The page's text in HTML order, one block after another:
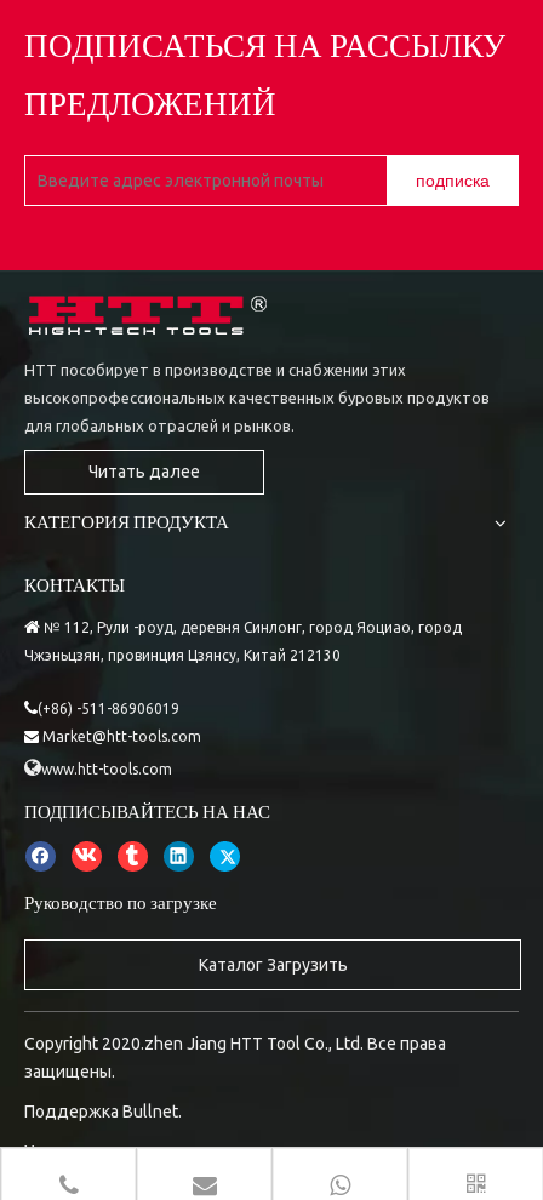
ПОДПИСАТЬСЯ НА РАССЫЛКУ
ПРЕДЛОЖЕНИЙ
подписка
HTT пособирует в производстве и снабжении этих
высокопрофессиональных качественных буровых продуктов
для глобальных отраслей и рынков.
Читать далее
КАТЕГОРИЯ ПРОДУКТА
КОНТАКТЫ
 № 112, Рули -роуд, деревня Синлонг, город Яоциао, город
Чжэньцзян, провинция Цзянсу, Китай 212130
(+86) -511-86906019
 Market@htt-tools.com
www.htt-tools.com
ПОДПИСЫВАЙТЕСЬ НА НАС
Руководство по загрузке
Каталог Загрузить
Copyright 2020.zhen Jiang HTT Tool Co., Ltd. Все права
защищены.
Поддержка Bullnet.
Управление входом